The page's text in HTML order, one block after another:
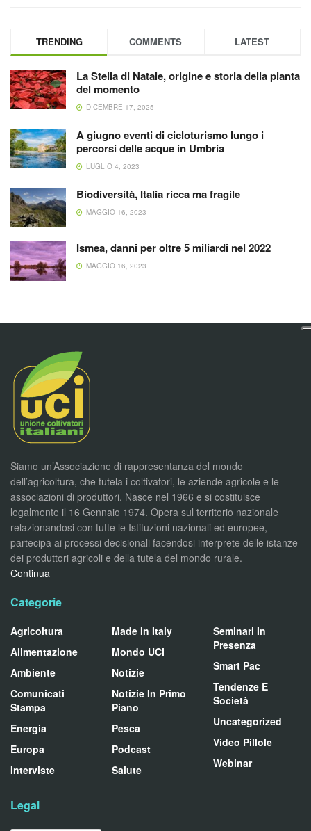
TRENDING COMMENTS LATEST
La Stella di Natale, origine e storia della pianta
del momento
DICEMBRE 17, 2025
A giugno eventi di cicloturismo lungo i
percorsi delle acque in Umbria
LUGLIO 4, 2023
Biodiversità, Italia ricca ma fragile
MAGGIO 16, 2023
Ismea, danni per oltre 5 miliardi nel 2022
MAGGIO 16, 2023
Siamo un’Associazione di rappresentanza del mondo
dell’agricoltura, che tutela i coltivatori, le aziende agricole e le
associazioni di produttori. Nasce nel 1966 e si costituisce
legalmente il 16 Gennaio 1974. Opera sul territorio nazionale
relazionandosi con tutte le Istituzioni nazionali ed europee,
partecipa ai processi decisionali facendosi interprete delle istanze
dei produttori agricoli e della tutela del mondo rurale.
Continua
Categorie
Agricoltura
Alimentazione
Ambiente
Comunicati
Stampa
Energia
Europa
Interviste
Made In Italy
Mondo UCI
Notizie
Notizie In Primo
Piano
Pesca
Podcast
Salute
Seminari In
Presenza
Smart Pac
Tendenze E
Società
Uncategorized
Video Pillole
Webinar
Legal